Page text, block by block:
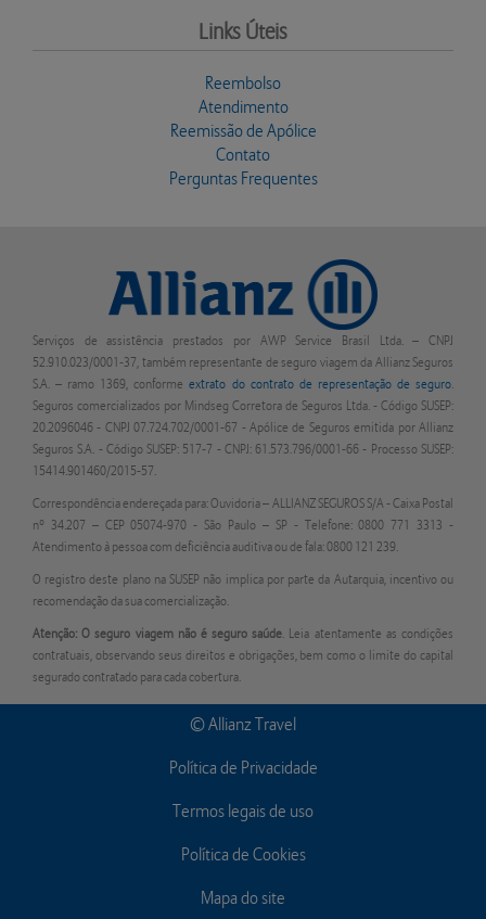
Links Úteis
Reembolso
Atendimento
Reemissão de Apólice
Contato
Perguntas Frequentes
Serviços de assistência prestados por AWP Service Brasil Ltda. – CNPJ
52.910.023/0001-37, também representante de seguro viagem da Allianz Seguros
S.A. – ramo 1369, conformeextrato do contrato de representação de seguro.
Seguros comercializados por Mindseg Corretora de Seguros Ltda. - Código SUSEP:
20.2096046 - CNPJ 07.724.702/0001-67 - Apólice de Seguros emitida por Allianz
Seguros S.A. - Código SUSEP: 517-7 - CNPJ: 61.573.796/0001-66 - Processo SUSEP:
15414.901460/2015-57.
Correspondência endereçada para: Ouvidoria – ALLIANZ SEGUROS S/A - Caixa Postal
nº 34.207 – CEP 05074-970 - São Paulo – SP - Telefone: 0800 771 3313 -
Atendimento à pessoa com deficiência auditiva ou de fala: 0800 121 239.
O registro deste plano na SUSEP não implica por parte da Autarquia, incentivo ou
recomendação da sua comercialização.
Atenção: O seguro viagem não é seguro saúde. Leia atentamente as condições
contratuais, observando seus direitos e obrigações, bem como o limite do capital
segurado contratado para cada cobertura.
© Allianz Travel
Política de Privacidade
Termos legais de uso
Política de Cookies
Mapa do site